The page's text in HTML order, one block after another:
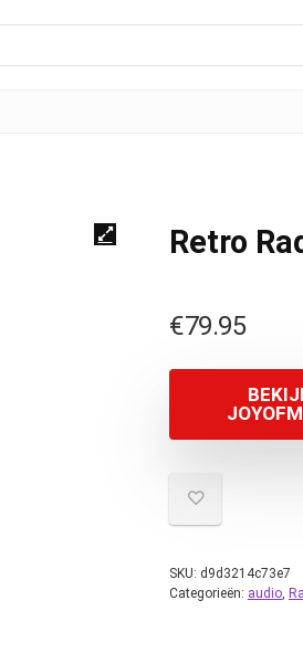
Retro
€79.95
SKU: d9d3214c73e7
Categorieën: audio,